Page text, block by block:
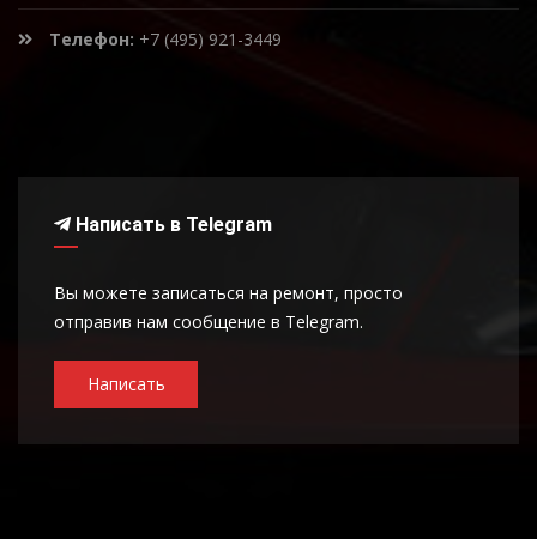
Телефон: +7 (495) 921-3449
Написать в Telegram
Вы можете записаться на ремонт, просто
отправив нам сообщение в Telegram.
Написать